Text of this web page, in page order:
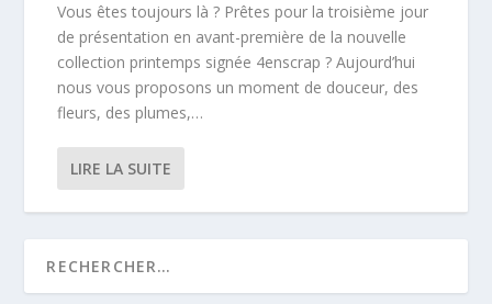
Vous êtes toujours là ? Prêtes pour la troisième jour
de présentation en avant-première de la nouvelle
collection printemps signée 4enscrap ? Aujourd’hui
nous vous proposons un moment de douceur, des
fleurs, des plumes,…
LIRE LA SUITE